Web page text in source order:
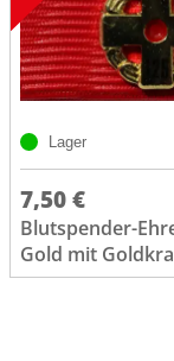
Lager
7,50 €
Blutspender-
Gold mit